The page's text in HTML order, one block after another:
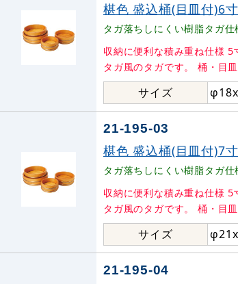
椹色 盛込桶(目皿付)6
タガ落ちしにくい樹脂タガ仕
収納に便利な積み重ね仕様
タガ風のタガです。 桶・目
サイズ
21-195-03
椹色 盛込桶(目皿付)7
タガ落ちしにくい樹脂タガ仕
収納に便利な積み重ね仕様
タガ風のタガです。 桶・目
サイズ
21-195-04